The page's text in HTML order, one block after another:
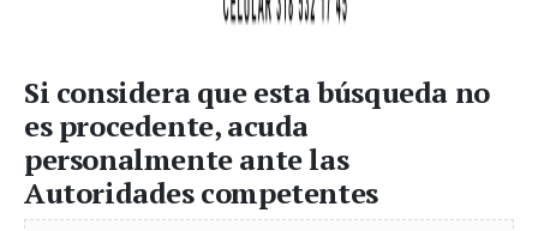
Si considera que esta búsqueda no
es procedente, acuda
personalmente ante las
Autoridades competentes